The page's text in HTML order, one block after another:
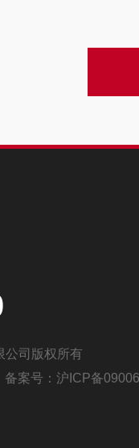
公司版权所有
备案号： 沪ICP备